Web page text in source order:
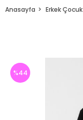
Anasayfa Erkek Çocuk
%44